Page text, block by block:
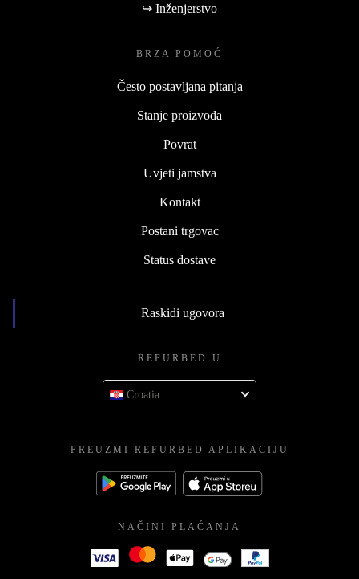
↪ Inženjerstvo
BRZA POMOĆ
Često postavljana pitanja
Stanje proizvoda
Povrat
Uvjeti jamstva
Kontakt
Postani trgovac
Status dostave
Raskidi ugovora
REFURBED U
Croatia
PREUZMI REFURBED APLIKACIJU
NAČINI PLAĆANJA